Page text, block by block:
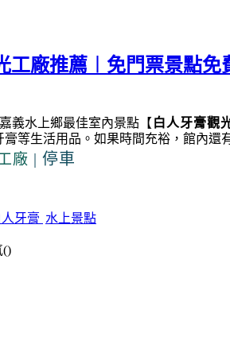
工廠推薦︱免門票景點
嘉義水上鄉最佳室內景點 【 白人牙膏觀
等生活用品。如果時間充裕，館內
廠 | 停車
人牙膏 水上景點
()